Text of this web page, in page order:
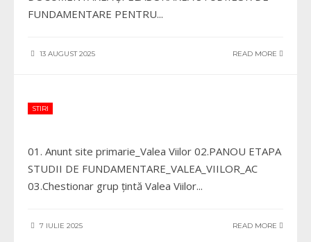
FUNDAMENTARE PENTRU...
13 AUGUST 2025 READ MORE
STIRI
01. Anunt site primarie_Valea Viilor 02.PANOU ETAPA
STUDII DE FUNDAMENTARE_VALEA_VIILOR_AC
03.Chestionar grup țintă Valea Viilor...
7 IULIE 2025 READ MORE